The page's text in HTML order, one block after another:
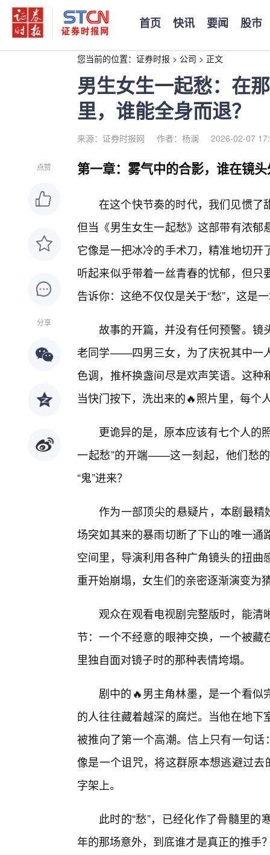
首页 快讯 要闻 股市
您当前的位置： 证券时报 > 公司 > 正文
男生女生一起愁：在
里，谁能全身而退？
来源：证券时报网 作者：杨澜 2026-02-07
点赞
分享
第一章：雾气中的合影，谁在镜
在这个快节奏的时代，我们见惯了
但当《男生女生一起愁》这部带有浓
它像是一把冰冷的手术刀，精准地切
听起来似乎带着一丝青春的忧郁，但
告诉你：这绝不仅仅是关于“愁”，这是
故事的开篇，并没有任何预警。镜
老同学——四男三女，为了庆祝其中一
色调，推杯换盏间尽是欢声笑语。这
当快门按下，洗出来的🔥照片里，每个
更诡异的是，原本应该有七个人的
一起愁”的开端——这一刻起，他们愁
“鬼”进来？
作为一部顶尖的悬疑片，本剧最精
场突如其来的暴雨切断了下山的唯一
空间里，导演利用各种广角镜头的扭
重开始崩塌，女生们的亲密逐渐演变为
观众在观看电视剧完整版时，能
节：一个不经意的眼神交换，一个被
里独自面对镜子时的那种表情垮塌。
剧中的🔥男主角林墨，是一个看
的人往往藏着越深的腐烂。当他在地
被推向了第一个高潮。信上只有一句
像是一个诅咒，将这群原本想逃避过
字架上。
此时的“愁”，已经化作了骨髓里
年的那场意外，到底谁才是真正的推手